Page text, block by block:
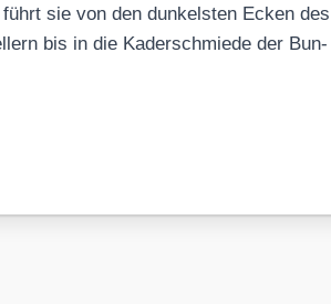
sie von den dun­kels­ten Ecken des
bis in die Kader­schmie­de der Bun­